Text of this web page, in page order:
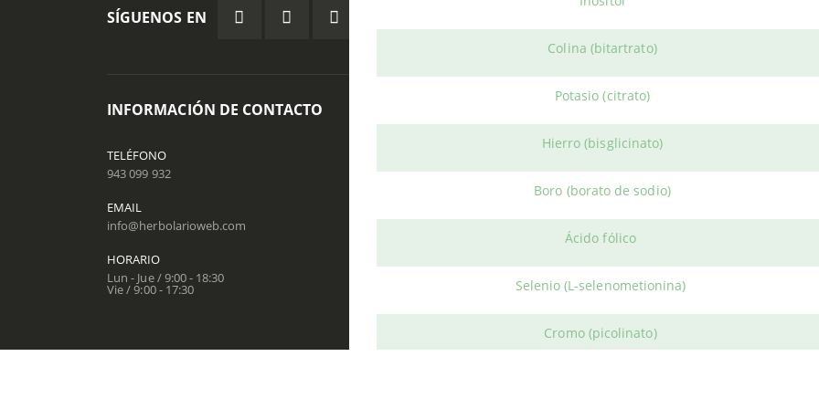
Colina (bitartrato)
Potasio (citrato)
Hierro (bisglicinato)
Boro (borato de sodio)
Ácido fólico
Selenio (L-selenometionina)
Cromo (picolinato)
SÍGUENOS EN
INFORMACIÓN DE CONTACTO
TELÉFONO
943 099 932
EMAIL
info@herbolarioweb.com
HORARIO
Lun - Jue / 9:00 - 18:30
Vie / 9:00 - 17:30
Iniciar Sesión